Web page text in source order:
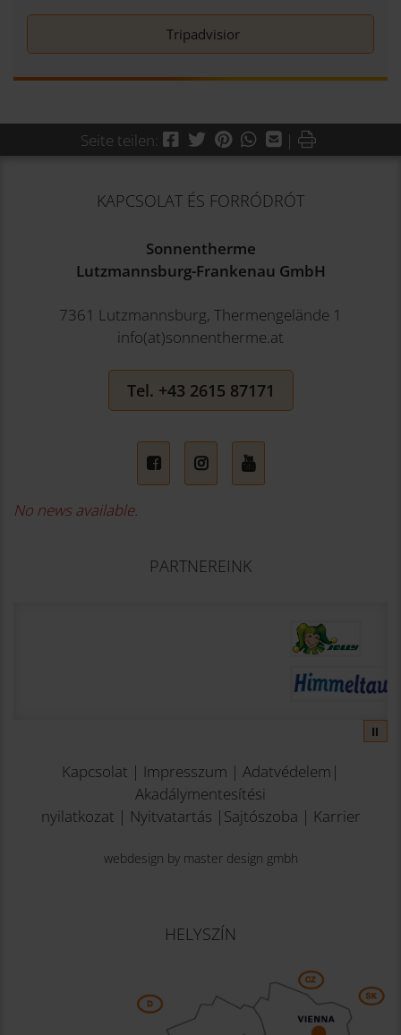
Tripadvisior
Seite teilen: Facebook
Twitter
PinterestWhatsApp
Mail
| Drucken
KAPCSOLAT ÉS FORRÓDRÓT
Sonnentherme
Lutzmannsburg-Frankenau GmbH
7361 Lutzmannsburg, Thermengelände 1
info(at)sonnentherme.at
Tel. +43 2615 87171
No news available.
PARTNEREINK
⏸
Kapcsolat | Impresszum | Adatvédelem |
Akadálymentesítési
nyilatkozat | Nyitvatartás | Sajtószoba | Karrier
webdesign by master design gmbh
HELYSZÍN